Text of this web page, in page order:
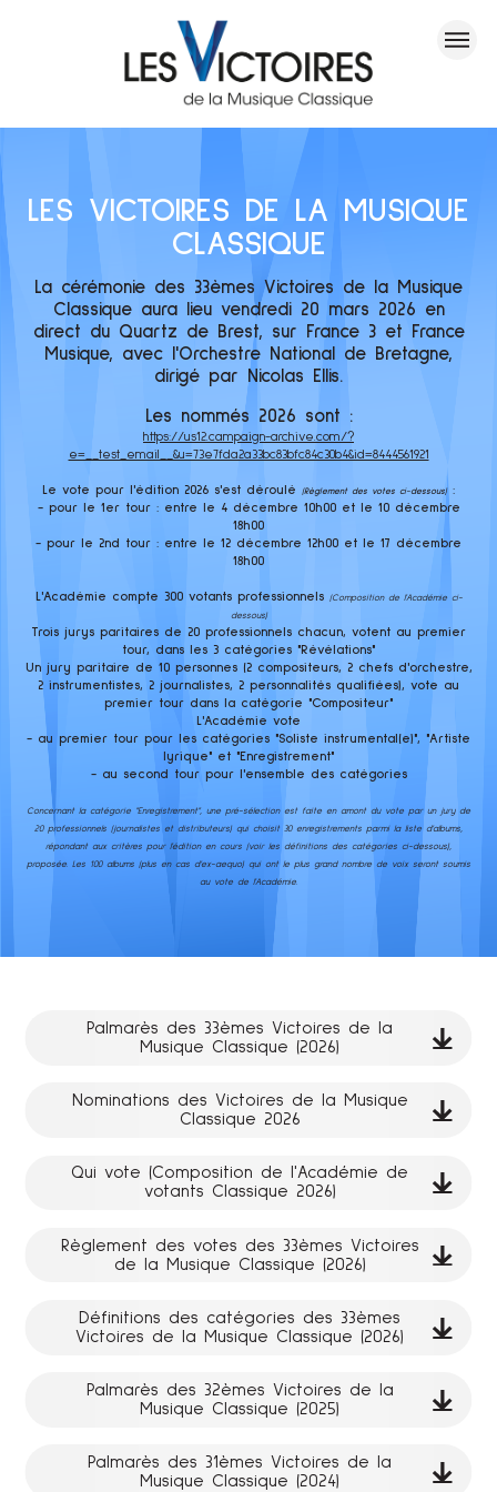
LES VICTOIRES DE LA MUSIQUE
CLASSIQUE
La cérémonie des 33èmes Victoires de la Musique
Classique aura lieu vendredi 20 mars 2026 en
direct du Quartz de Brest, sur France 3 et France
Musique, avec l'Orchestre National de Bretagne,
dirigé par Nicolas Ellis.
Les nommés 2026 sont :
https://us12.campaign-archive.com/?
e=__test_email__&u=73e7fda2a33bc83bfc84c30b4&id=8444561921
Le vote pour l'édition 2026 s'est déroulé (Règlement des votes ci-dessous):
- pour le 1er tour : entre le 4 décembre 10h00 et le 10 décembre
18h00
- pour le 2nd tour : entre le 12 décembre 12h00 et le 17 décembre
18h00
L'Académie compte 300 votants professionnels (Composition de l'Académie ci-
dessous)
Trois jurys paritaires de 20 professionnels chacun, votent au premier
tour, dans les 3 catégories "Révélations"
Un jury paritaire de 10 personnes (2 compositeurs, 2 chefs d'orchestre,
2 instrumentistes, 2 journalistes, 2 personnalités qualifiées), vote au
premier tour dans la catégorie "Compositeur"
L'Académie vote
- au premier tour pour les catégories "Soliste instrumental(e)", "Artiste
lyrique" et "Enregistrement"
- au second tour pour l'ensemble des catégories
Concernant la catégorie "Enregistrement", une pré-sélection est faite en amont du vote par un jury de
20 professionnels (journalistes et distributeurs) qui choisit 30 enregistrements parmi la liste d'albums,
répondant aux critères pour l'édition en cours (voir les définitions des catégories ci-dessous),
proposée. Les 100 albums (plus en cas d'ex-aequo) qui ont le plus grand nombre de voix seront soumis
au vote de l'Académie.
Palmarès des 33èmes Victoires de la
Musique Classique (2026)
Nominations des Victoires de la Musique
Classique 2026
Qui vote (Composition de l'Académie de
votants Classique 2026)
Règlement des votes des 33èmes Victoires
de la Musique Classique (2026)
Définitions des catégories des 33èmes
Victoires de la Musique Classique (2026)
Palmarès des 32èmes Victoires de la
Musique Classique (2025)
Palmarès des 31èmes Victoires de la
Musique Classique (2024)